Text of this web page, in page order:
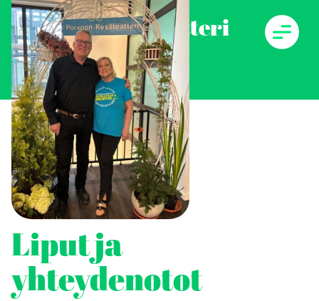
Skip
content
Porvoon kesäteatteri
Liput ja
yhteydenotot